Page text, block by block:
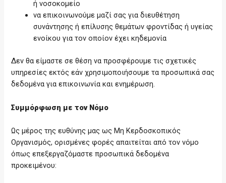
ή νοσοκομείο
να επικοινωνούμε μαζί σας για διευθέτηση
συνάντησης ή επίλυσης θεμάτων φροντίδας ή υγείας
ενοίκου για τον οποίον έχει κηδεμονία
Δεν θα είμαστε σε θέση να προσφέρουμε τις σχετικές
υπηρεσίες εκτός εάν χρησιμοποιήσουμε τα προσωπικά σας
δεδομένα για επικοινωνία και ενημέρωση.
Συμμόρφωση με τον Νόμο
Ως μέρος της ευθύνης μας ως Μη Κερδοσκοπικός
Οργανισμός, ορισμένες φορές απαιτείται από τον νόμο
όπως επεξεργαζόμαστε προσωπικά δεδομένα
προκειμένου: